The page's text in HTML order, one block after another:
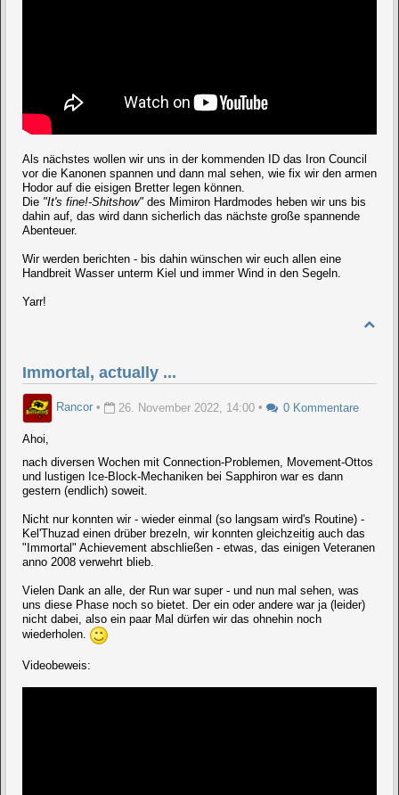
Als nächstes wollen wir uns in der kommenden ID das Iron Council
vor die Kanonen spannen und dann mal sehen, wie fix wir den armen
Hodor auf die eisigen Bretter legen können.
Die "It's fine!-Shitshow" des Mimiron Hardmodes heben wir uns bis
dahin auf, das wird dann sicherlich das nächste große spannende
Abenteuer.
Wir werden berichten - bis dahin wünschen wir euch allen eine
Handbreit Wasser unterm Kiel und immer Wind in den Segeln.
Yarr!
Immortal, actually ...
Rancor • 26. November 2022, 14:00 • 0 Kommentare
Ahoi,
nach diversen Wochen mit Connection-Problemen, Movement-Ottos
und lustigen Ice-Block-Mechaniken bei Sapphiron war es dann
gestern (endlich) soweit.
Nicht nur konnten wir - wieder einmal (so langsam wird's Routine) -
Kel'Thuzad einen drüber brezeln, wir konnten gleichzeitig auch das
"Immortal" Achievement abschließen - etwas, das einigen Veteranen
anno 2008 verwehrt blieb.
Vielen Dank an alle, der Run war super - und nun mal sehen, was
uns diese Phase noch so bietet. Der ein oder andere war ja (leider)
nicht dabei, also ein paar Mal dürfen wir das ohnehin noch
wiederholen.
Videobeweis: